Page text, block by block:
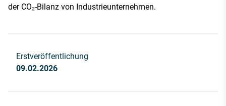
der CO₂-Bilanz von Industrieunternehmen.
Erstveröffentlichung
09.02.2026